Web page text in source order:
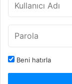
Beni hatırla